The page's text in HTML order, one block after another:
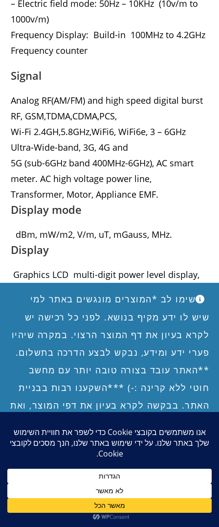
שימו לב *המוצרים מונגשים באתר למי
שיש לו ידע מקיף בנושא. לפני כל רכישה יש
לקרא בעיון את דף המוצר הרצוי. במקרה שיהיו
פערי ידע ומידע, נבקש לבצע הדרכה בתשלום.
**האתר עובד בצורה טובה יותר עם מחשב
חוטי ללא קרינה :-) ***השקענו רבות בבניית
האתר. בבקשה לקרא בעיון את דפי המוצר, ואת
השימוש במיגון האישי, תניאי השימוש בבדים
חוסמי קרינת רדיו, תנאי השימוש במיגון הביתי,
ומדיניות החזרה של פריטים, לפני ביצוע
הרכישה. טל"ח. תודה!
סגור
– Electric field mode: 50Hz – 10KHz (10v/m to
1000v/m)
Frequency Display: Build-in 100MHz to 4.2GHz
Frequency counter
Signal
Analog RF(AM/FM) and high speed digital burst
RF, GSM,TDMA,CDMA,PCS,
Wi-Fi 2.4GH,5.8GHz,WiFi6, WiFi6e, 3 – 6GHz
Ultra-Wide-band, 3G, 4G and
5G (sub-6GHz band 400MHz-6GHz), AC smart
meter. AC high voltage power line,
Transformer, Motor, Appliance EMF.
Display mode
dBm, mW/m2, V/m, uT, mGauss, MHz.
Display
Graphics LCD multi-digit power level display,
color LED segment.
Function:RF power level, LF magnetic field
strength, Electric Field strength, signal
frequency,
Hold, MAX, Peak Average, Average, Sound
output, audio Alarm, custom LED level, Duty
סרטוני וידאו הCORNET ED88TPLUS
https://youtu.be/KI7KqLEDm1g